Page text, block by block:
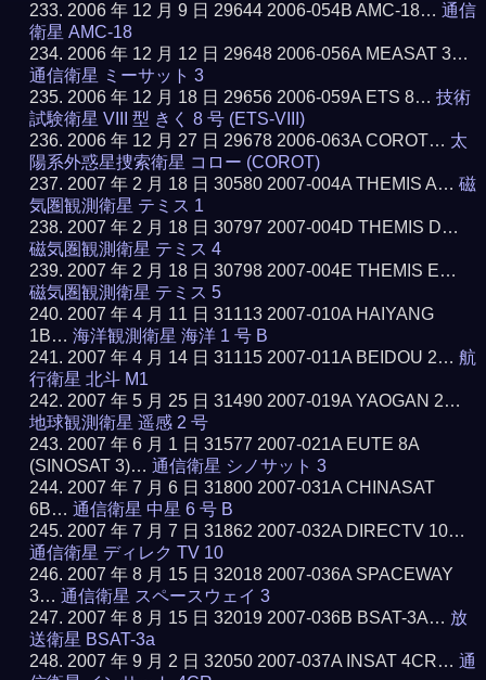
2006 年 12 月 9 日 29644 2006-054B AMC-18…通信
衛星 AMC-18
2006 年 12 月 12 日 29648 2006-056A MEASAT 3…
通信衛星 ミーサット 3
2006 年 12 月 18 日 29656 2006-059A ETS 8…技術
試験衛星 VIII 型 きく 8 号 (ETS-VIII)
2006 年 12 月 27 日 29678 2006-063A COROT… 太
陽系外惑星捜索衛星 コロー (COROT)
2007 年 2 月 18 日 30580 2007-004A THEMIS A…磁
気圏観測衛星 テミス 1
2007 年 2 月 18 日 30797 2007-004D THEMIS D…
磁気圏観測衛星 テミス 4
2007 年 2 月 18 日 30798 2007-004E THEMIS E…
磁気圏観測衛星 テミス 5
2007 年 4 月 11 日 31113 2007-010A HAIYANG
1B…海洋観測衛星 海洋 1 号 B
2007 年 4 月 14 日 31115 2007-011A BEIDOU 2…航
行衛星 北斗 M1
2007 年 5 月 25 日 31490 2007-019A YAOGAN 2…
地球観測衛星 遥感 2 号
2007 年 6 月 1 日 31577 2007-021A EUTE 8A
(SINOSAT 3)…通信衛星 シノサット 3
2007 年 7 月 6 日 31800 2007-031A CHINASAT
6B…通信衛星 中星 6 号 B
2007 年 7 月 7 日 31862 2007-032A DIRECTV 10…
通信衛星 ディレク TV 10
2007 年 8 月 15 日 32018 2007-036A SPACEWAY
3…通信衛星 スペースウェイ 3
2007 年 8 月 15 日 32019 2007-036B BSAT-3A… 放
送衛星 BSAT-3a
2007 年 9 月 2 日 32050 2007-037A INSAT 4CR…通